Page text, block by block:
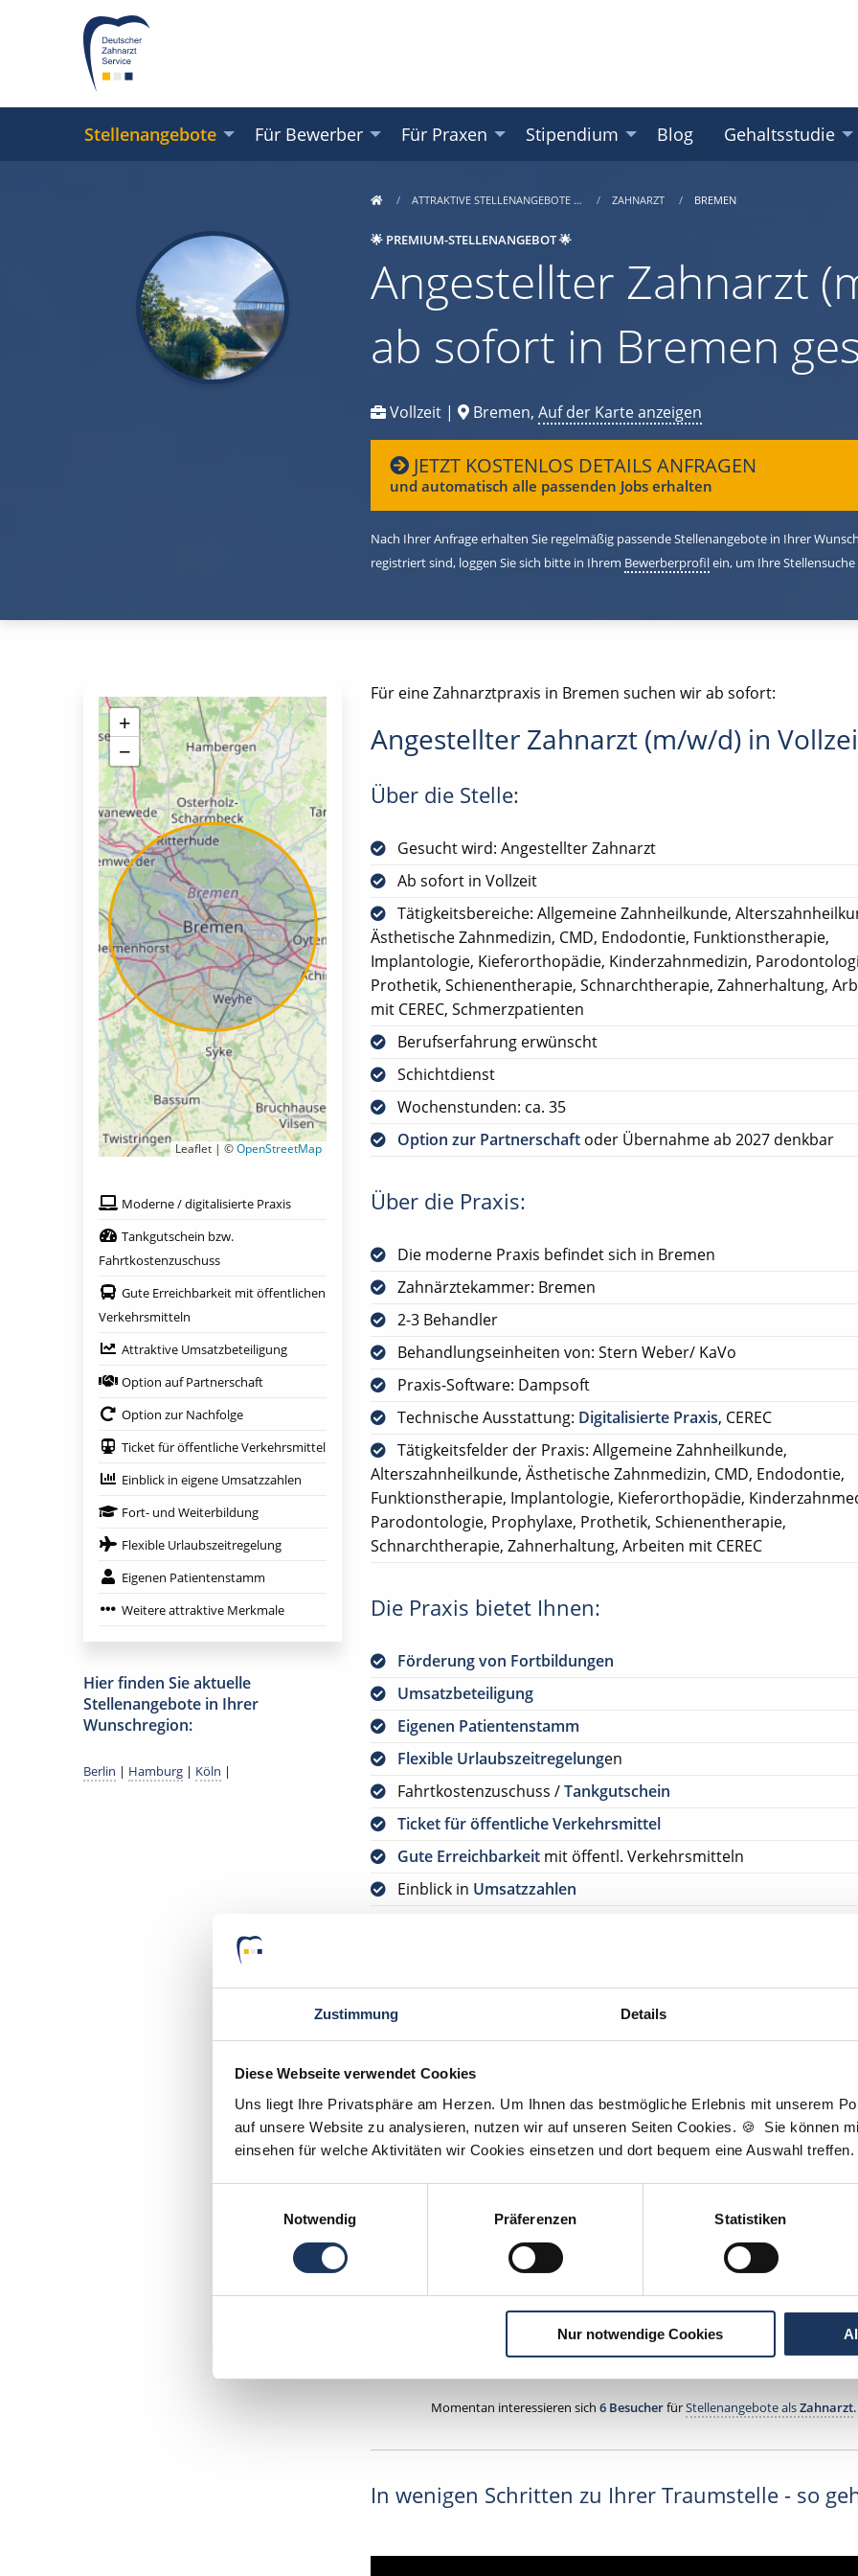
Zustimmung Details
Diese Webseite verwendet Cookies
Uns liegt Ihre Privatsphäre am Herzen. Um Ihnen das bestmögliche Erlebnis mit unserem
auf unsere Website zu analysieren, nutzen wir auf unseren Seiten Cookies. 🍪 Sie können
einsehen für welche Aktivitäten wir Cookies einsetzen und dort bequem eine Auswahl treffen.
Notwendig
Präferenzen Statistiken
Nur notwendige Cookies
Stellenangebote Für Bewerber Für Praxen Stipendium Blog Gehaltsstudie
ATTRAKTIVE STELLENANGEBOTE … ZAHNARZT BREMEN
🌟 PREMIUM-STELLENANGEBOT 🌟
Angestellter Zahnarzt
ab sofort in Bremen
Vollzeit | Bremen, Auf der Karte anzeigen
JETZT KOSTENLOS DETAILS ANFRAGEN
und automatisch alle passenden Jobs erhalten
Nach Ihrer Anfrage erhalten Sie regelmäßig passende Stellenangebote in Ihrer
registriert sind, loggen Sie sich bitte in Ihrem Bewerberprofilein, um Ihre
Für eine Zahnarztpraxis in Bremen suchen wir ab sofort:
Angestellter Zahnarzt (m/w/d) in
Über die Stelle:
Gesucht wird: Angestellter Zahnarzt
Ab sofort in Vollzeit
Tätigkeitsbereiche: Allgemeine Zahnheilkunde,
Ästhetische Zahnmedizin, CMD, Endodontie, Funktionstherapie,
Implantologie, Kieferorthopädie, Kinderzahnmedizin,
Prothetik, Schienentherapie, Schnarchtherapie, Zahnerhaltung,
mit CEREC, Schmerzpatienten
Berufserfahrung erwünscht
Schichtdienst
Wochenstunden: ca. 35
Option zur Partnerschaft oder Übernahme ab 2027 denkbar
Über die Praxis:
Die moderne Praxis befindet sich in Bremen
Zahnärztekammer: Bremen
2-3 Behandler
Behandlungseinheiten von: Stern Weber/ KaVo
Praxis-Software: Dampsoft
Technische Ausstattung: Digitalisierte Praxis, CEREC
Tätigkeitsfelder der Praxis: Allgemeine Zahnheilkunde,
Alterszahnheilkunde, Ästhetische Zahnmedizin, CMD, Endodontie,
Funktionstherapie, Implantologie, Kieferorthopädie,
Parodontologie, Prophylaxe, Prothetik, Schienentherapie,
Schnarchtherapie, Zahnerhaltung, Arbeiten mit CEREC
Die Praxis bietet Ihnen:
Förderung von Fortbildungen
Umsatzbeteiligung
Eigenen Patientenstamm
Flexible Urlaubszeitregelungen
Fahrtkostenzuschuss /Tankgutschein
Ticket für öffentliche Verkehrsmittel
Gute Erreichbarkeit mit öffentl. Verkehrsmitteln
Einblick in Umsatzzahlen
30 Urlaubstage
Jetztkostenlos Details anfragen
Bitte sehen Sie von Bewerbungen per Post oder E-Mail ab.
VORAUSSETZUNG FÜR EINE BEWERBUNG BEI UNSEREN KUNDEN
DEUTSCHE APPROBATION
Ihr Deutscher Zahnarzt Service
Zahnarztpraxis Bremen
Jetzt kostenlos Details anfragen
Momentan interessieren sich 6 BesucherfürStellenangebote alsZahnarzt.
In wenigen Schritten zu Ihrer Traumstelle - so
+
−
Leaflet | ©OpenStreetMap
Moderne / digitalisierte Praxis
Tankgutschein bzw.
Fahrtkostenzuschuss
Gute Erreichbarkeit mit öffentlichen
Verkehrsmitteln
Attraktive Umsatzbeteiligung
Option auf Partnerschaft
Option zur Nachfolge
Ticket für öffentliche Verkehrsmittel
Einblick in eigene Umsatzzahlen
Fort- und Weiterbildung
Flexible Urlaubszeitregelung
Eigenen Patientenstamm
Weitere attraktive Merkmale
Hier finden Sie aktuelle
Stellenangebote in Ihrer
Wunschregion:
Berlin | Hamburg | Köln |